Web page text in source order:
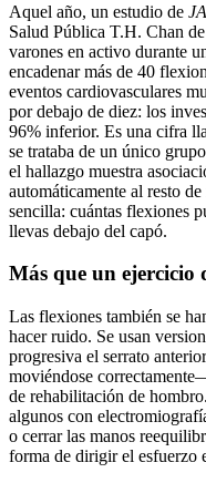
Aquel año, un estudio de
Salud Pública T.H. Chan
varones en activo durante
encadenar más de 40
eventos cardiovasculares
por debajo de diez: los
96% inferior. Es una cifra
se trataba de un único
el hallazgo muestra
automáticamente al resto
sencilla: cuántas flexiones
llevas debajo del capó.
Más que un ejercicio
Las flexiones también se
hacer ruido. Se usan
progresiva el serrato
moviéndose
de rehabilitación de
algunos con
o cerrar las manos
forma de dirigir el esfuerzo